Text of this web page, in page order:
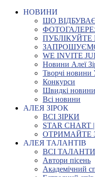
НОВИНИ
ЩО
WE INVITE
Новини Алеї
Творчі новини
Конкурси
Швидкі новини
Всі новини
АЛЕЯ ЗІРОК
ВСІ ЗІРКИ
STAR
ОТРИМАЙТЕ
АЛЕЯ ТАЛАНТІВ
ВСІ ТАЛАНТИ
Автори пісень
Академічний